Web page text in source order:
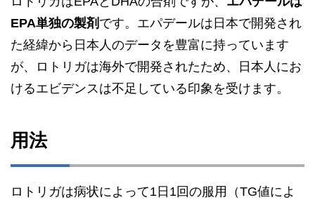
EPA単独の製剤 です。エパデールは日本で開発され
た経緯から日本人のデータを豊富に持っています
が、ロトリガは海外で開発されたため、日本人にお
けるエビデンスは不足している印象を受けます。
用法
ロトリガは病状によって1日1回の服用（TG値によ